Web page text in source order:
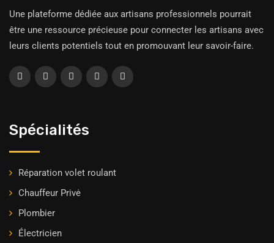
Une plateforme dédiée aux artisans professionnels pourrait
être une ressource précieuse pour connecter les artisans avec
leurs clients potentiels tout en promouvant leur savoir-faire.
Spécialités
Réparation volet roulant
Chauffeur Privė
Plombier
Électricien